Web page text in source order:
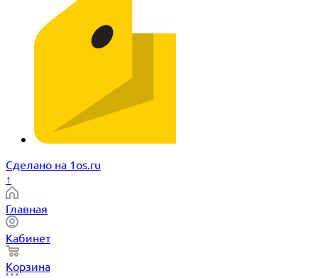
Сделано на 1os.ru
↑
Главная
Кабинет
Корзина